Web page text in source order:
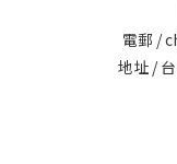
電郵 /
地址 /